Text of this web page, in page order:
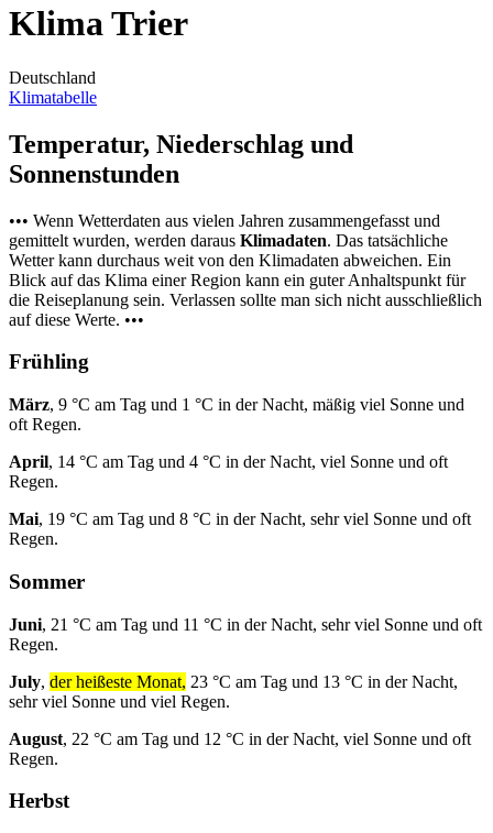
Klima Trier
Deutschland
Klimatabelle
Temperatur, Niederschlag und
Sonnenstunden
••• Wenn Wetterdaten aus vielen Jahren zusammengefasst und
gemittelt wurden, werden daraus Klimadaten. Das tatsächliche
Wetter kann durchaus weit von den Klimadaten abweichen. Ein
Blick auf das Klima einer Region kann ein guter Anhaltspunkt für
die Reiseplanung sein. Verlassen sollte man sich nicht ausschließlich
auf diese Werte. •••
Frühling
März, 9 °C am Tag und 1 °C in der Nacht, mäßig viel Sonne und
oft Regen.
April, 14 °C am Tag und 4 °C in der Nacht, viel Sonne und oft
Regen.
Mai, 19 °C am Tag und 8 °C in der Nacht, sehr viel Sonne und oft
Regen.
Sommer
Juni, 21 °C am Tag und 11 °C in der Nacht, sehr viel Sonne und oft
Regen.
July, der heißeste Monat, 23 °C am Tag und 13 °C in der Nacht,
sehr viel Sonne und viel Regen.
August, 22 °C am Tag und 12 °C in der Nacht, viel Sonne und oft
Regen.
Herbst